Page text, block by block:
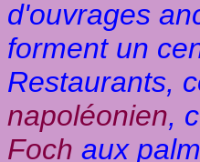
d'ouvrages
forment un
Restaurants,
napoléonien,
Foch aux